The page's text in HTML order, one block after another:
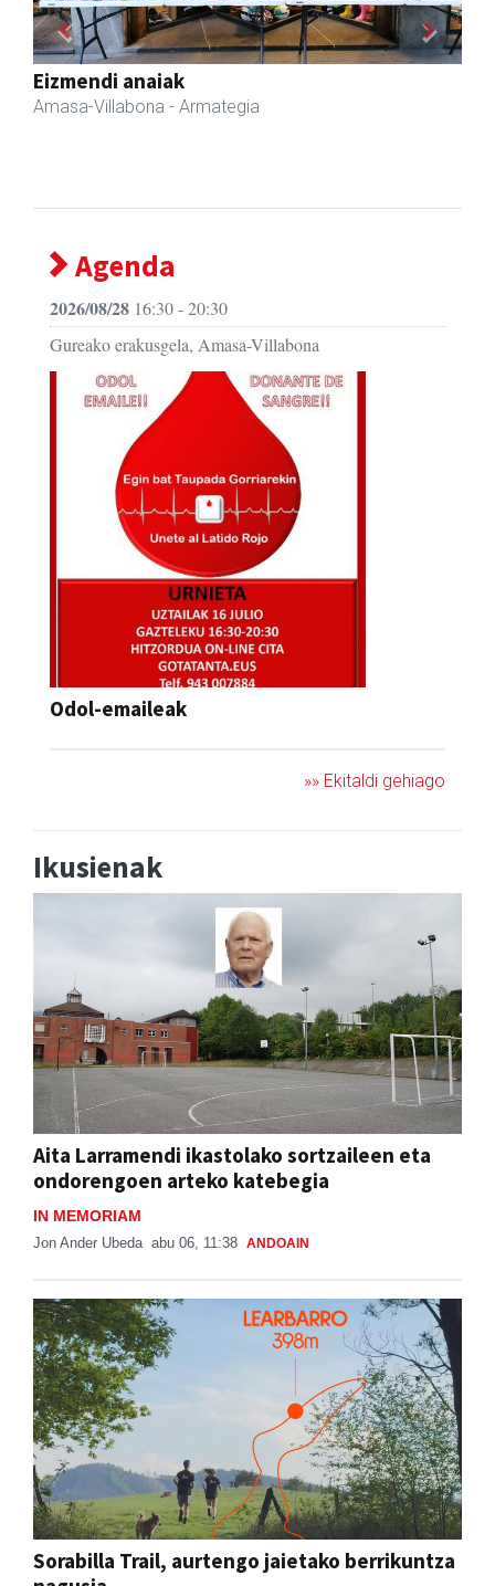
Amasa-Villabonako Udala
Amasa-Villabona - Udaletxeak
Previous Next
Agenda
2026/08/28 16:30 - 20:30
Gureako erakusgela, Amasa-Villabona
Odol-emaileak
»» Ekitaldi gehiago
Ikusienak
Aita Larramendi ikastolako sortzaileen eta
ondorengoen arteko katebegia
IN MEMORIAM
Jon Ander Ubeda abu 06, 11:38 ANDOAIN
Sorabilla Trail, aurtengo jaietako berrikuntza